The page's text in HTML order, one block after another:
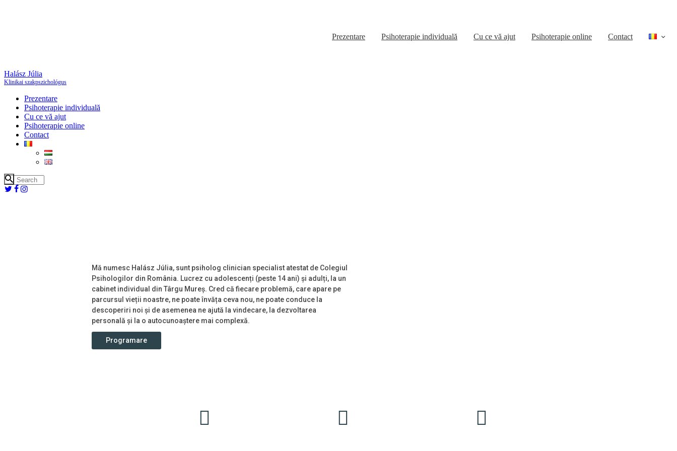
Prezentare Psihoterapie individuală Cu ce vă ajut Psihoterapie online Contact
Halász Júlia
Klinikai szakpszichológus
Prezentare
Psihoterapie individuală
Cu ce vă ajut
Psihoterapie online
Contact
Mă numesc Halász Júlia, sunt psiholog clinician specialist atestat de Colegiul
Psihologilor din România. Lucrez cu adolescenți (peste 14 ani) și adulți, la un
cabinet individual din Târgu Mureș. Cred că fiecare problemă, care apare pe
parcursul vieții noastre, ne poate învăța ceva nou, ne poate conduce la
descoperiri noi și de asemenea ne ajută la vindecare, la dezvoltarea
personală și la o autocunoaștere mai complexă.
Programare